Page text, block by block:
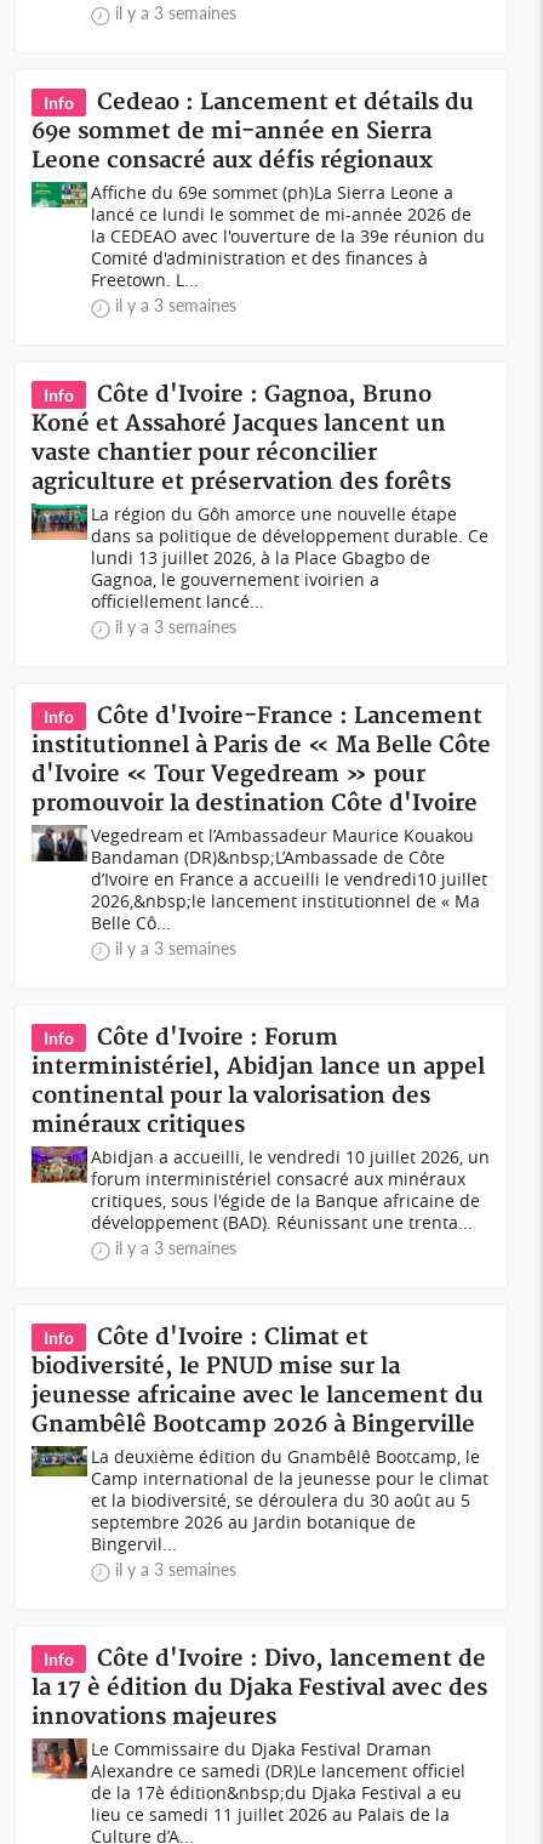
il y a 3 semaines
Info
Cedeao : Lancement et détails du
69e sommet de mi-année en Sierra
Leone consacré aux défis régionaux
Affiche du 69e sommet (ph)La Sierra Leone a
lancé ce lundi le sommet de mi-année 2026 de
la CEDEAO avec l'ouverture de la 39e réunion du
Comité d'administration et des finances à
Freetown. L...
il y a 3 semaines
Info
Côte d'Ivoire : Gagnoa, Bruno
Koné et Assahoré Jacques lancent un
vaste chantier pour réconcilier
agriculture et préservation des forêts
La région du Gôh amorce une nouvelle étape
dans sa politique de développement durable. Ce
lundi 13 juillet 2026, à la Place Gbagbo de
Gagnoa, le gouvernement ivoirien a
officiellement lancé...
il y a 3 semaines
Info
Côte d'Ivoire-France : Lancement
institutionnel à Paris de « Ma Belle Côte
d'Ivoire « Tour Vegedream » pour
promouvoir la destination Côte d'Ivoire
Vegedream et l’Ambassadeur Maurice Kouakou
Bandaman (DR)&nbsp;L’Ambassade de Côte
d’Ivoire en France a accueilli le vendredi10 juillet
2026,&nbsp;le lancement institutionnel de « Ma
Belle Cô...
il y a 3 semaines
Info
Côte d'Ivoire : Forum
interministériel, Abidjan lance un appel
continental pour la valorisation des
minéraux critiques
Abidjan a accueilli, le vendredi 10 juillet 2026, un
forum interministériel consacré aux minéraux
critiques, sous l'égide de la Banque africaine de
développement (BAD). Réunissant une trenta...
il y a 3 semaines
Info
Côte d'Ivoire : Climat et
biodiversité, le PNUD mise sur la
jeunesse africaine avec le lancement du
Gnambêlê Bootcamp 2026 à Bingerville
La deuxième édition du Gnambêlê Bootcamp, le
Camp international de la jeunesse pour le climat
et la biodiversité, se déroulera du 30 août au 5
septembre 2026 au Jardin botanique de
Bingervil...
il y a 3 semaines
Info
Côte d'Ivoire : Divo, lancement de
la 17 è édition du Djaka Festival avec des
innovations majeures
Le Commissaire du Djaka Festival Draman
Alexandre ce samedi (DR)Le lancement officiel
de la 17è édition&nbsp;du Djaka Festival a eu
lieu ce samedi 11 juillet 2026 au Palais de la
Culture d’A...